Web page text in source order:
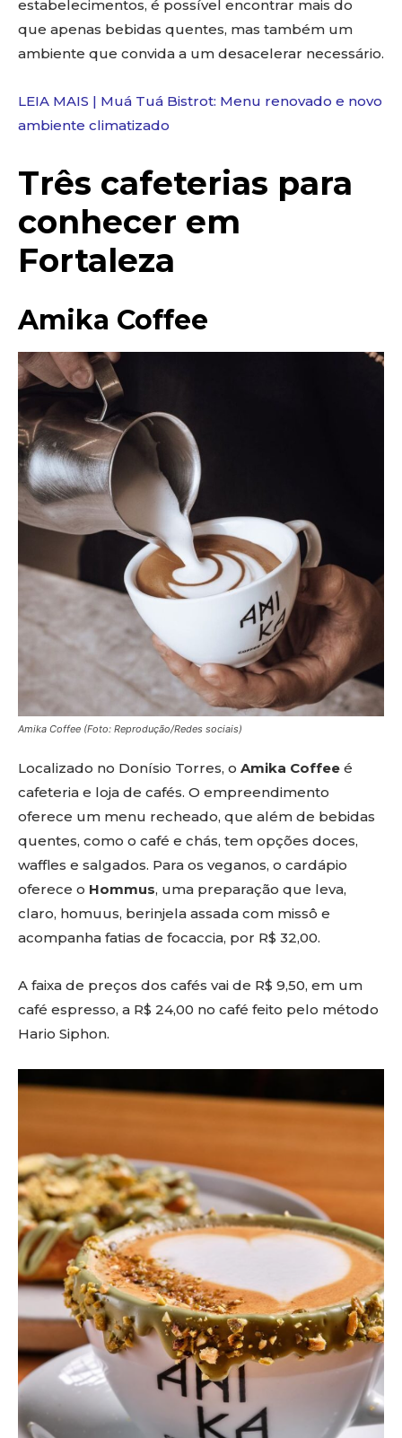
estabelecimentos, é possível encontrar mais do
que apenas bebidas quentes, mas também um
ambiente que convida a um desacelerar necessário.
LEIA MAIS | Muá Tuá Bistrot: Menu renovado e novo
ambiente climatizado
Três cafeterias para
conhecer em
Fortaleza
Amika Coffee
Amika Coffee (Foto: Reprodução/Redes sociais)
Localizado no Donísio Torres, o Amika Coffee é
cafeteria e loja de cafés. O empreendimento
oferece um menu recheado, que além de bebidas
quentes, como o café e chás, tem opções doces,
waffles e salgados. Para os veganos, o cardápio
oferece o Hommus, uma preparação que leva,
claro, homuus, berinjela assada com missô e
acompanha fatias de focaccia, por R$ 32,00.
A faixa de preços dos cafés vai de R$ 9,50, em um
café espresso, a R$ 24,00 no café feito pelo método
Hario Siphon.